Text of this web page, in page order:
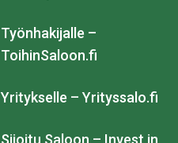
Työnhakijalle –
ToihinSaloon.fi
Yritykselle – Yrityssalo.fi
Sijoitu Saloon – Invest in